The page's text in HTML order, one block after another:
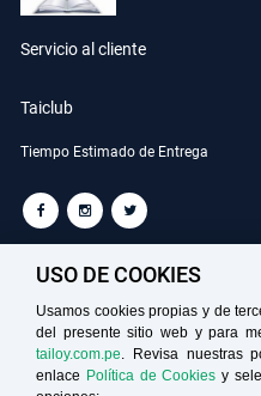
Servicio al cliente
Taiclub
Tiempo Estimado de Entrega
TAILOY S.A. RUC: 20100049181
Medios de Pago
USO DE COOKIES
Usamos cookies propias y de
del presente sitio web y para
tailoy.com.pe. Revisa nuestras
enlace Política de Cookies y